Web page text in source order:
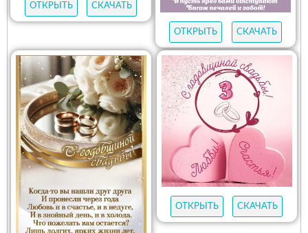
ОТКРЫТЬ СКАЧАТЬ
ОТКРЫТЬ СКАЧАТЬ
ОТКРЫТЬ СКАЧАТЬ